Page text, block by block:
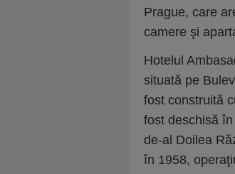
Prague, care
camere şi
Hotelul
situată pe
fost construită
fost deschisă
de-al Doilea
în 1958,